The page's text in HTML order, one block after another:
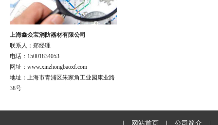
上海鑫众宝消防器材有限公司
联系人：郑经理
电话：15001834053
网址：www.xinzhongbaoxf.com
地址：上海市青浦区朱家角工业园康业路
38号
网站首页 公司简介